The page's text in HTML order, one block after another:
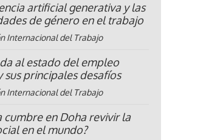
artificial generativa y las
de género en el trabajo
Internacional del Trabajo
al estado del empleo
sus principales desafíos
Internacional del Trabajo
cumbre en Doha revivir la
en el mundo?